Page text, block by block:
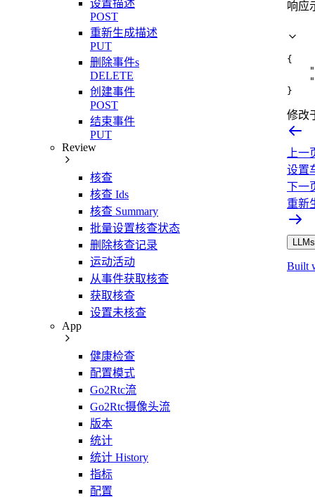
设置描述
POST
重新生成描述
PUT
删除事件s
DELETE
创建事件
POST
结束事件
PUT
Review
核查
核查 Ids
核查 Summary
批量设置核查状态
删除核查记录
运动活动
从事件获取核查
获取核查
设置未核查
App
健康检查
配置模式
Go2Rtc流
Go2Rtc摄像头流
版本
统计
统计 History
指标
配置
响应
{
}
修改
上一
设置
下一
重新
Built